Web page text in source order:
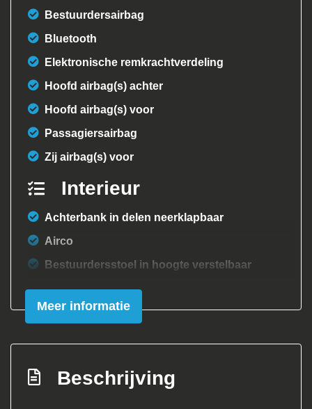
Bestuurdersairbag
Bluetooth
Elektronische remkrachtverdeling
Hoofd airbag(s) achter
Hoofd airbag(s) voor
Passagiersairbag
Zij airbag(s) voor
Interieur
Achterbank in delen neerklapbaar
Airco
Bestuurdersstoel in hoogte verstelbaar
Elektrische ramen voor
Stuur en versnellingspook (kunst)leder
Exterieur
Meer informatie
Beschrijving